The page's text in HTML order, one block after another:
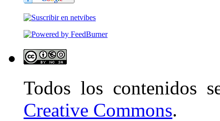
Todos los contenidos
Creative Commons.